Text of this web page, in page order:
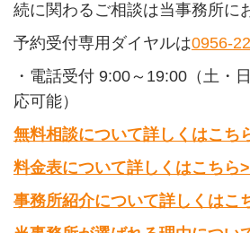
続に関わるご相談は当事務所に
予約受付専用ダイヤルは0956-
・電話受付 9:00～19:00（土・
応可能）
無料相談について詳しくはこち
料金表について詳しくはこちら
事務所紹介について詳しくはこ